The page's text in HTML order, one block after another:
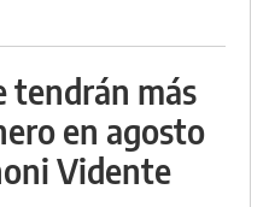
tendrán más
en agosto
Vidente